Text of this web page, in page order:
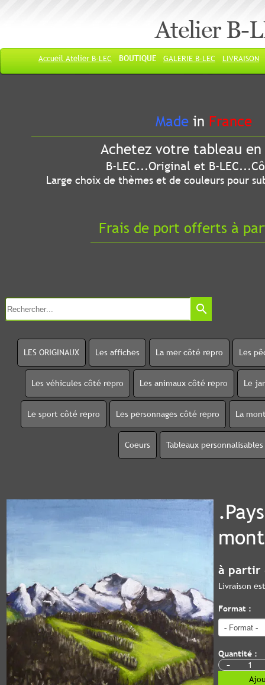
Atelier B-
Accueil Atelier B-LEC BOUTIQUE GALERIE B-LEC LIVRAISON
Made in France
Achetez votre tableau
B-LEC...Original et B-
Large choix de thèmes et de couleurs pour
Frais de port offerts à
search
LES ORIGINAUX Les affiches La mer côté repro Les
Les véhicules côté repro Les animaux côté repro Le
Le sport côté repro Les personnages côté repro La
Coeurs Tableaux personnalisables
à partir
Livraison
Format :
Quantité :
-